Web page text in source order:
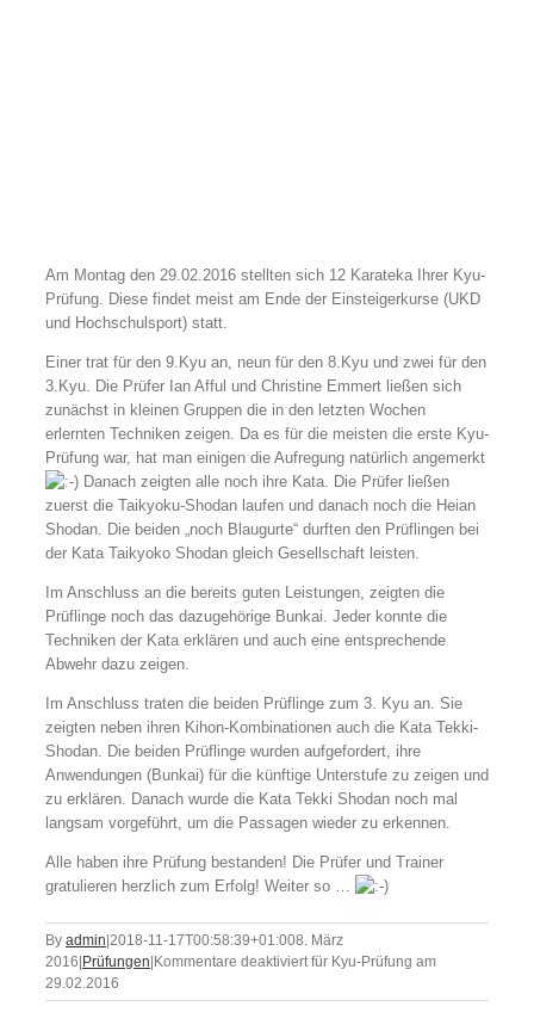
Am Montag den 29.02.2016 stellten sich 12 Karateka Ihrer Kyu-
Prüfung. Diese findet meist am Ende der Einsteigerkurse (UKD
und Hochschulsport) statt.
Einer trat für den 9.Kyu an, neun für den 8.Kyu und zwei für den
3.Kyu. Die Prüfer Ian Afful und Christine Emmert ließen sich
zunächst in kleinen Gruppen die in den letzten Wochen
erlernten Techniken zeigen. Da es für die meisten die erste Kyu-
Prüfung war, hat man einigen die Aufregung natürlich angemerkt
Danach zeigten alle noch ihre Kata. Die Prüfer ließen
zuerst die Taikyoku-Shodan laufen und danach noch die Heian
Shodan. Die beiden „noch Blaugurte“ durften den Prüflingen bei
der Kata Taikyoko Shodan gleich Gesellschaft leisten.
Im Anschluss an die bereits guten Leistungen, zeigten die
Prüflinge noch das dazugehörige Bunkai. Jeder konnte die
Techniken der Kata erklären und auch eine entsprechende
Abwehr dazu zeigen.
Im Anschluss traten die beiden Prüflinge zum 3. Kyu an. Sie
zeigten neben ihren Kihon-Kombinationen auch die Kata Tekki-
Shodan. Die beiden Prüflinge wurden aufgefordert, ihre
Anwendungen (Bunkai) für die künftige Unterstufe zu zeigen und
zu erklären. Danach wurde die Kata Tekki Shodan noch mal
langsam vorgeführt, um die Passagen wieder zu erkennen.
Alle haben ihre Prüfung bestanden! Die Prüfer und Trainer
gratulieren herzlich zum Erfolg! Weiter so …
By admin 2018-11-17T00:58:39+01:008. März
2016 Prüfungen Kommentare deaktiviertfür Kyu-Prüfung am
29.02.2016